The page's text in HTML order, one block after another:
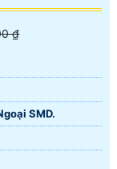
₫
SMD.